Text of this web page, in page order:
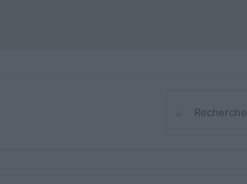
Rechercher